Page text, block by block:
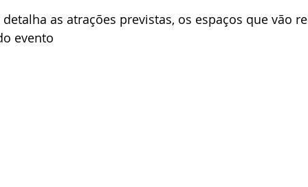
as atrações previstas, os espaços que vão
evento